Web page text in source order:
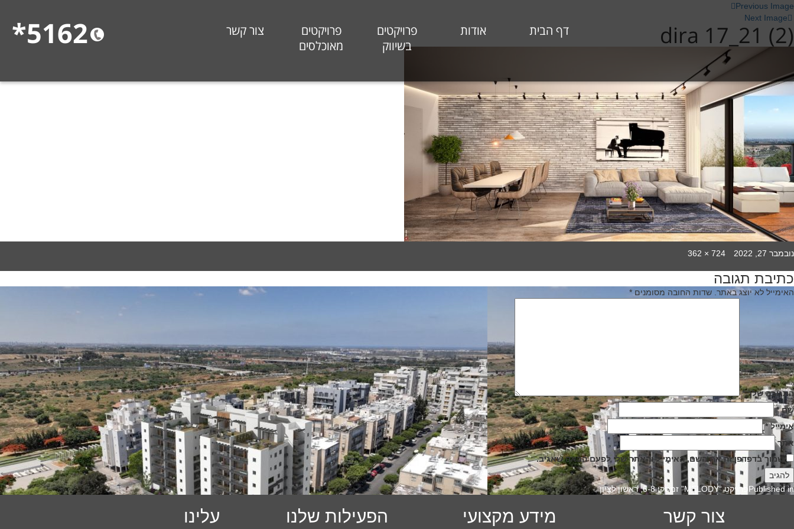
5162* דף הבית אודות
פרויקטים
בשיווק
פרויקטים
מאוכלסים
צור קשר
Previous Image
Next Image
dira 17_21 (2)
Posted
נובמבר 27, 2022
Full
724 × 362
כתיבת תגובה
האימייל לא יוצג באתר. שדות החובה מסומנים*
התגובה שלך*
שם*
אימייל*
אתר
שמור בדפדפן זה את השם, האימייל והאתר שלי לפעם הבאה שאגיב.
ניווט
Published in פרויקט “MELODY” זמסקי 6-8, ראשון לציון
עלינו הפעילות שלנו מידע מקצועי צור קשר